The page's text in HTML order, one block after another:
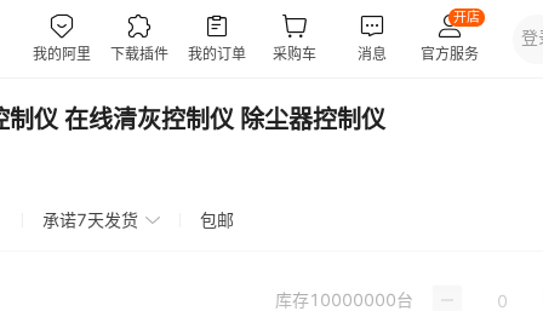
仪 在线清灰控制仪 除尘器控制仪
承诺7天发货 包邮
库存10000000台